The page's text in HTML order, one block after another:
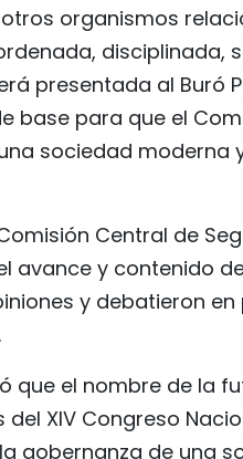
organismos
disciplinada,
presentada al Buró
base para que el
sociedad moderna
Central de
avance y contenido
y debatieron
que el nombre de la
XIV Congreso
gobernanza de una